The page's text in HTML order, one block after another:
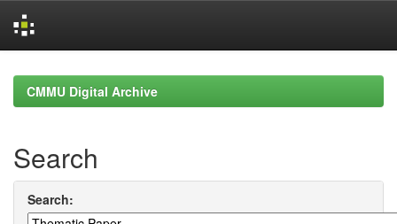
navigationCMMU Digital Archive
Search
Search: